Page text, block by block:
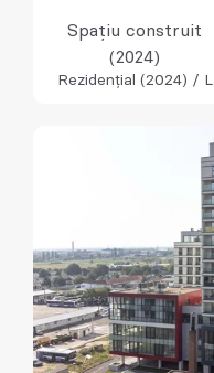
Spațiu construit
(2024)
Rezidențial (2024) / L